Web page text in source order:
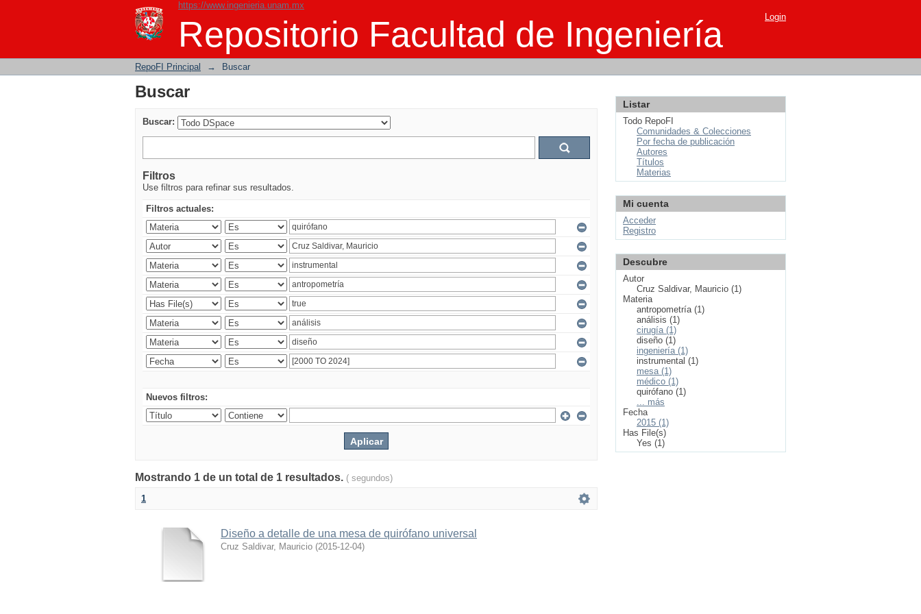
https://www.ingenieria.unam.mx
Repositorio Facultad de Ingeniería
Buscar Login
RepoFI Principal → Buscar
Buscar
Buscar:
Filtros
Use filtros para refinar sus resultados.
Filtros actuales:
Nuevos filtros:
Mostrando 1 de un total de 1 resultados. ( segundos)
1
Diseño a detalle de una mesa de quirófano universal
Cruz Saldivar, Mauricio (2015-12-04)
Listar
Todo RepoFI
Comunidades & Colecciones
Por fecha de publicación
Autores
Títulos
Materias
Mi cuenta
Acceder
Registro
Descubre
Autor
Cruz Saldivar, Mauricio (1)
Materia
antropometría (1)
análisis (1)
cirugía (1)
diseño (1)
ingeniería (1)
instrumental (1)
mesa (1)
médico (1)
quirófano (1)
... más
Fecha
2015 (1)
Has File(s)
Yes (1)